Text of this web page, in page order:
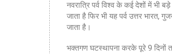
नवरात्रि पर्व विश्व के कई देशों में भी
जाता है फिर भी यह पर्व उत्तर भारत,
जाता है।
भक्तगण घटस्थापना करके पूरे 9 दिनों